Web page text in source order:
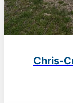
Chris-